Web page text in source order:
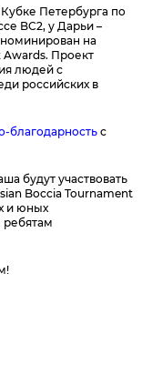
Петербурга по
BC2, у Дарьи –
на
Проект
людей с
российских в
благодарностьс
будут участвовать
Boccia Tournament
и юных